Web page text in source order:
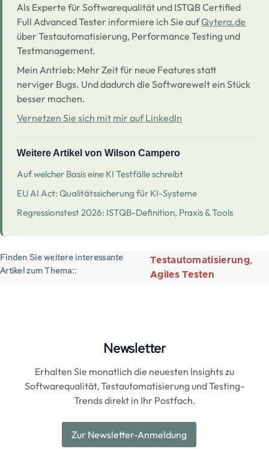
Als Experte für Softwarequalität und ISTQB Certified
Full Advanced Tester informiere ich Sie aufQytera.de
über Testautomatisierung, Performance Testing und
Testmanagement.
Mein Antrieb: Mehr Zeit für neue Features statt
nerviger Bugs. Und dadurch die Softwarewelt ein Stück
besser machen.
Vernetzen Sie sich mit mir auf LinkedIn
Weitere Artikel von Wilson Campero
Auf welcher Basis eine KI Testfälle schreibt
EU AI Act: Qualitätssicherung für KI-Systeme
Regressionstest 2026: ISTQB-Definition, Praxis & Tools
Finden Sie weitere interessante
Artikel zum Thema:
Testautomatisierung
Agiles Testen
Newsletter
Erhalten Sie monatlich die neuesten Insights zu
Softwarequalität, Testautomatisierung und Testing-
Trends direkt in Ihr Postfach.
Zur Newsletter-Anmeldung